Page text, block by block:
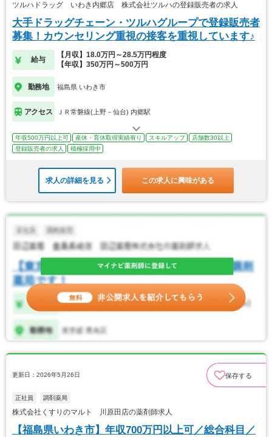
ツルハドラッグ いわき内郷店 株式会社ツルハの登録販売者の求人
大手ドラッグチェーン・ツルハグループで登録販売者
募集！カウンセリング重視の接客を重視しています♪
給与
【月収】18.0万円～28.5万円程度
【年収】350万円～500万円
勤務地 福島県 いわき市
アクセス ＪＲ常磐線(上野－仙台) 内郷駅
年収500万円以上可 産休・育休取得実績有り スキルアップ
店舗数30以上
登録販売者の求人
積極採用中
求人の詳細を見る この求人に興味がある
更新日：2026年5月26日 保存する
正社員 調剤薬局
株式会社くすりのマルト 川原田店の薬剤師求人
【福島県いわき市】年収700万円以上可／総合科目／